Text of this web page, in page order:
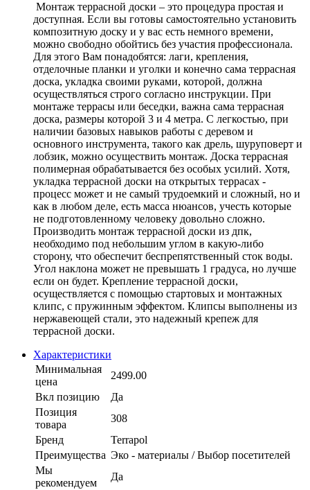
Монтаж террасной доски – это процедура простая и
доступная. Если вы готовы самостоятельно установить
композитную доску и у вас есть немного времени,
можно свободно обойтись без участия профессионала.
Для этого Вам понадобятся: лаги, крепления,
отделочные планки и уголки и конечно сама террасная
доска, укладка своими руками, которой, должна
осуществляться строго согласно инструкции. При
монтаже террасы или беседки, важна сама террасная
доска, размеры которой 3 и 4 метра. С легкостью, при
наличии базовых навыков работы с деревом и
основного инструмента, такого как дрель, шуруповерт и
лобзик, можно осуществить монтаж. Доска террасная
полимерная обрабатывается без особых усилий. Хотя,
укладка террасной доски на открытых террасах -
процесс может и не самый трудоемкий и сложный, но и
как в любом деле, есть масса нюансов, учесть которые
не подготовленному человеку довольно сложно.
Производить монтаж террасной доски из дпк,
необходимо под небольшим углом в какую-либо
сторону, что обеспечит беспрепятственный сток воды.
Угол наклона может не превышать 1 градуса, но лучше
если он будет. Крепление террасной доски,
осуществляется с помощью стартовых и монтажных
клипс, с пружинным эффектом. Клипсы выполнены из
нержавеющей стали, это надежный крепеж для
террасной доски.
Характеристики
Минимальная
цена
2499.00
Вкл позицию
Да
Позиция
товара
308
Бренд
Terrapol
Преимущества Эко - материалы / Выбор посетителей
Мы
рекомендуем
Да